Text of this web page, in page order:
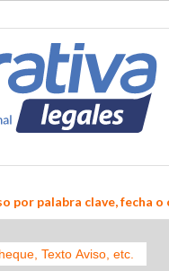
por palabra clave, fecha